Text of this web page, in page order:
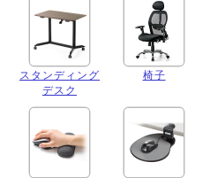
スタンディング
デスク
椅子